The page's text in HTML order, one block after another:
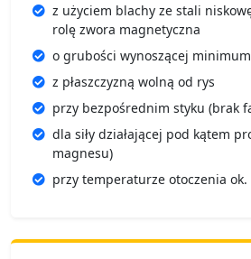
z użyciem blachy ze stali
rolę zwora magnetyczna
o grubości wynoszącej
z płaszczyzną wolną od rys
przy bezpośrednim styku (brak
dla siły działającej pod kątem
magnesu)
przy temperaturze otoczenia